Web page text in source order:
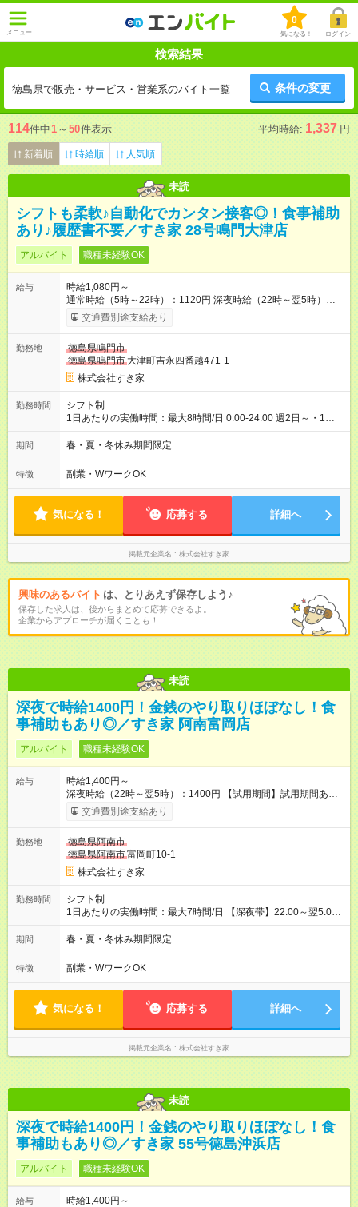
メニュー
0
気になる！ ログイン
検索結果
徳島県で販売・サービス・営業系のバイト一覧 条件の変更
114件中1 ～ 50件表示 平均時給: 1,337 円
新着順 時給順 人気順
未読
シフトも柔軟♪自動化でカンタン接客◎！食事補助
あり♪履歴書不要／すき家 28号鳴門大津店
アルバイト 職種未経験OK
給与
時給1,080円～
通常時給（5時～22時）：1120円 深夜時給（22時～翌5時）：
1400円 高校生時給：1080円 【特別手当】早朝手当（5：00-9：
00）時給+150円 【試用期間】試用期間あり 試用期間の長さ：1
30日（※条件変更なし）ですが、切り上げで一ヶ月とさせてい
ただきます。 研修制度あり：15時間(研修中も同時給）
交通費別途支給あり
勤務地
徳島県鳴門市
徳島県鳴門市 大津町吉永四番越471-1
株式会社すき家
勤務時間
シフト制
1日あたりの実働時間：最大8時間/日 0:00-24:00 週2日～・1日
2h～OK ＜シフト例＞ 〇朝帯 5:00-9:00 〇昼帯 9:00-14:00 〇午
後帯 14:00-18:00 〇夜帯 18:00-22:00 〇深夜帯 22:00-翌5:00 基
ます♪
期間 春・夏・冬休み期間限定
特徴 副業・WワークOK
気になる！ 応募する 詳細へ
掲載元企業名 株式会社すき家
興味のあるバイト は、とりあえず保存しよう♪
保存した求人は、後からまとめて応募できるよ。
企業からアプローチが届くことも！
未読
深夜で時給1400円！金銭のやり取りほぼなし！食
事補助もあり◎／すき家 阿南富岡店
アルバイト 職種未経験OK
給与
時給1,400円～
深夜時給（22時～翌5時）：1400円 【試用期間】試用期間あり
試用期間の長さ：1ヶ月 雇用形態、給与は本採用時と同じです。
試用期間の実態は30日（※条件変更なし）ですが、切り上げで
同時給）
交通費別途支給あり
勤務地
徳島県阿南市
徳島県阿南市富岡町10-1
株式会社すき家
勤務時間
シフト制
1日あたりの実働時間：最大7時間/日 【深夜帯】22:00～翌5:00
週2日～・1日2h～OK◎ ※22:00から翌5:00までは18歳以上の方
のみ勤務可能です（18歳未満の深夜業務禁止のため） ★深夜で
す。 必ず、2名以上での勤務を行いますので、安心して働けま
す。
期間 春・夏・冬休み期間限定
特徴 副業・WワークOK
気になる！ 応募する 詳細へ
掲載元企業名 株式会社すき家
未読
深夜で時給1400円！金銭のやり取りほぼなし！食
事補助もあり◎／すき家 55号徳島沖浜店
アルバイト 職種未経験OK
給与
時給1,400円～